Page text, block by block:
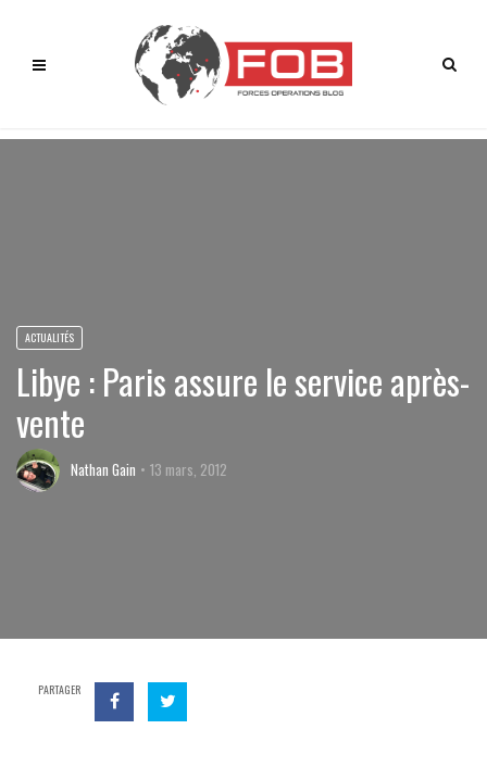
ACTUALITÉS
Libye : Paris assure le service après-
vente
Nathan Gain 13 mars, 2012
PARTAGER